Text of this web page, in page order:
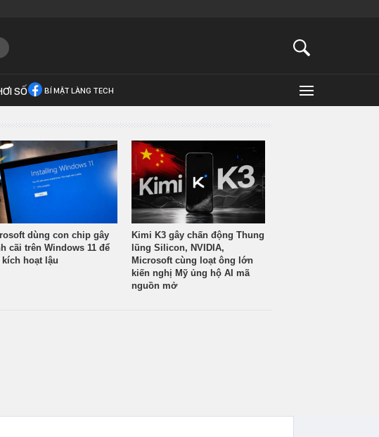
SỐ BÍ MẬT LÀNG TECH
dùng con chip gây
cãi trên Windows 11 để
kích hoạt lậu
Kimi K3 gây chấn động Thung
lũng Silicon, NVIDIA,
Microsoft cùng loạt ông lớn
kiến nghị Mỹ ủng hộ AI mã
nguồn mở